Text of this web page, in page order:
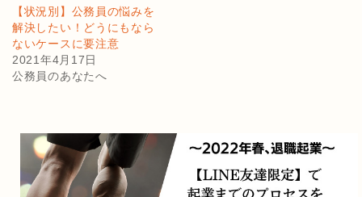
【状況別】公務員の悩みを
解決したい！どうにもなら
ないケースに要注意
2021年4月17日
公務員のあなたへ